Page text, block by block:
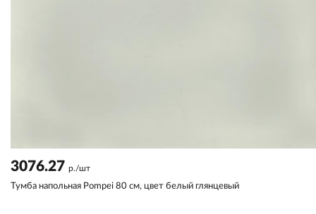
3076.27 р./шт
Тумба напольная Pompei 80 см, цвет белый глянцевый